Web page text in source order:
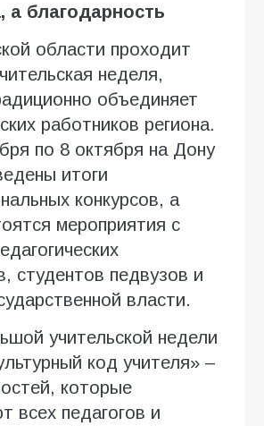
а благодарность
области проходит
неделя,
объединяет
работников региона.
по 8 октября на Дону
итоги
конкурсов, а
мероприятия с
студентов педвузов и
власти.
учительской недели
код учителя» –
которые
всех педагогов и